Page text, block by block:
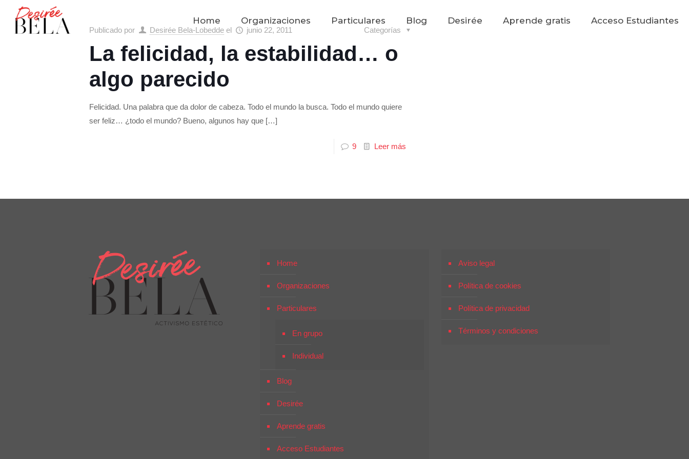
Home Organizaciones Particulares Blog Desirée Aprende gratis Acceso Estudiantes
Publicado por Desirée Bela-Lobedde el junio 22, 2011 Categorías
La felicidad, la estabilidad… o
algo parecido
Felicidad. Una palabra que da dolor de cabeza. Todo el mundo la busca. Todo el mundo quiere
ser feliz… ¿todo el mundo? Bueno, algunos hay que […]
9 Leer más
Home
Organizaciones
Particulares
En grupo
Individual
Blog
Desirée
Aprende gratis
Acceso Estudiantes
Aviso legal
Política de cookies
Política de privacidad
Términos y condiciones